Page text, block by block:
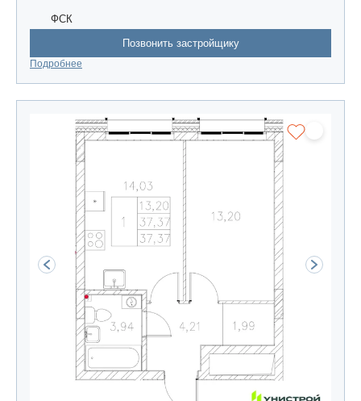
ФСК
Позвонить застройщику
Подробнее